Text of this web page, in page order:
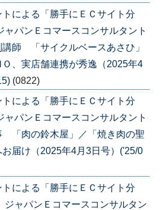
トによる「勝手にＥＣサイト分
パンＥコマースコンサルタント
師 「サイクルベースあさひ」
、実店舗連携が秀逸（2025年4
(0822)
トによる「勝手にＥＣサイト分
パンＥコマースコンサルタント
肉の鈴木屋」／「焼き肉の聖
届け（2025年4月3日号）('25/0
トによる「勝手にＥＣサイト分
ャパンＥコマースコンサルタン